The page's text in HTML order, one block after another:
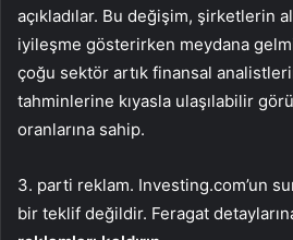
açıkladılar. Bu değişim, şirketlerin
iyileşme gösterirken meydana
çoğu sektör artık finansal
tahminlerine kıyasla ulaşılabilir
oranlarına sahip.
3. parti reklam. Investing.com’un
bir teklif değildir. Feragat